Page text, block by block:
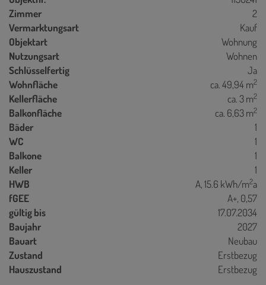
Zimmer
2
Vermarktungsart
Kauf
Objektart
Wohnung
Nutzungsart
Wohnen
Schlüsselfertig
Ja
Wohnfläche
ca. 49,94 m2
Kellerfläche ca. 3 m2
Balkonfläche ca. 6,63 m2
Bäder
1
WC
1
Balkone
1
Keller
1
HWB
A, 15.6 kWh/m2a
fGEE
A+, 0,57
gültig bis
17.07.2034
Baujahr
2027
Bauart
Neubau
Zustand
Erstbezug
Hauszustand
Erstbezug